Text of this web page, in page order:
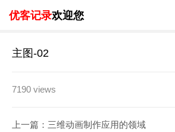
优客记录欢迎您
主图-02
7190 views
上一篇： 三维动画制作应用的领域